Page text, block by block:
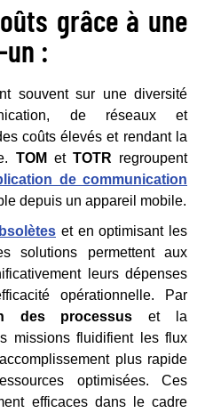
grâce à une
:
souvent sur une diversité
de réseaux et
coûts élevés et rendant la
TOM et TOTR regroupent
de communication
depuis un appareil mobile.
et en optimisant les
solutions permettent aux
leurs dépenses
opérationnelle. Par
des processus et la
missions fluidifient les flux
plus rapide
optimisées. Ces
efficaces dans le cadre